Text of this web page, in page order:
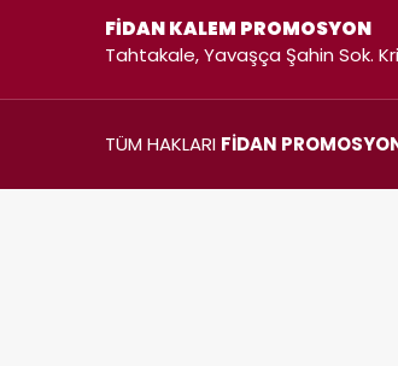
FİDAN KALEM PROMOSYON
Tahtakale, Yavaşça Şahin Sok.
TÜM HAKLARI FİDAN